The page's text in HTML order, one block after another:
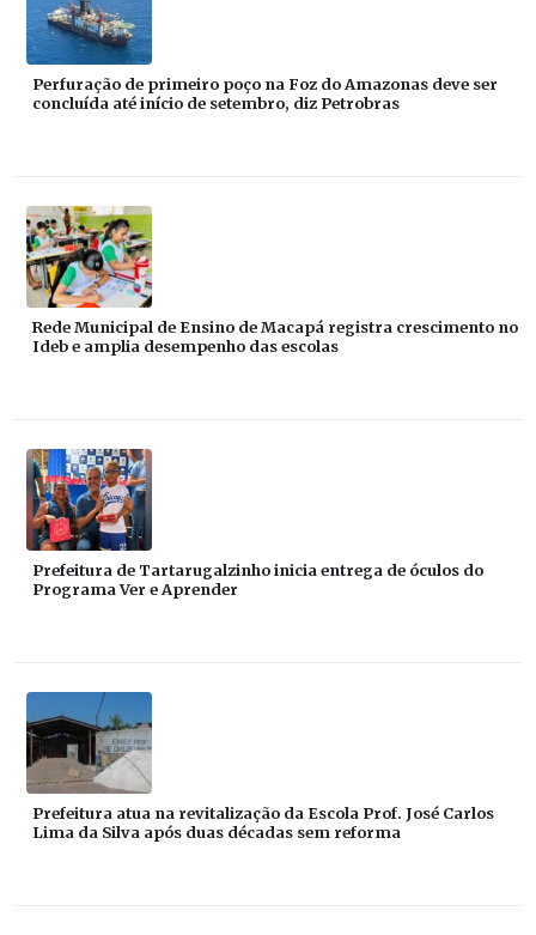
Perfuração de primeiro poço na Foz do Amazonas deve ser
concluída até início de setembro, diz Petrobras
Rede Municipal de Ensino de Macapá registra crescimento no
Ideb e amplia desempenho das escolas
Prefeitura de Tartarugalzinho inicia entrega de óculos do
Programa Ver e Aprender
Prefeitura atua na revitalização da Escola Prof. José Carlos
Lima da Silva após duas décadas sem reforma